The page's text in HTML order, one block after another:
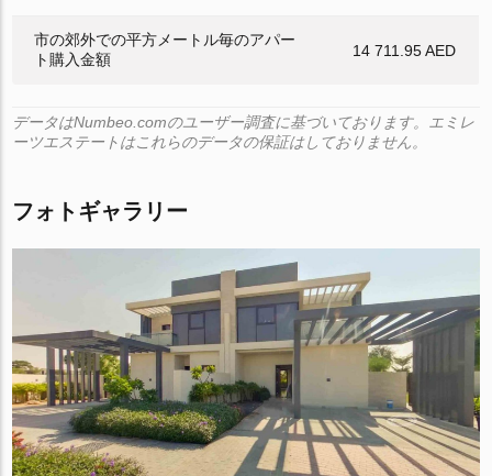
市の郊外での平方メートル毎のアパー
ト購入金額
14 711.95 AED
データはNumbeo.comのユーザー調査に基づいております。エミレ
ーツエステートはこれらのデータの保証はしておりません。
フォトギャラリー